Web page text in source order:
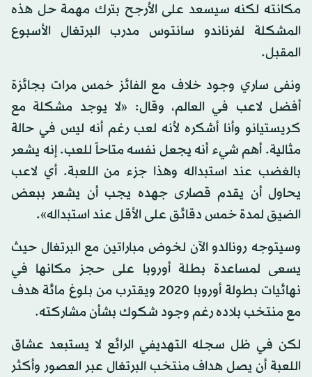
مكانته لكنه سيسعد على الأرجح بترك مهمة حل هذه
المشكلة لفرناندو سانتوس مدرب البرتغال الأسبوع
المقبل.
ونفى ساري وجود خلاف مع الفائز خمس مرات بجائزة
أفضل لاعب في العالم، وقال: «لا يوجد مشكلة مع
كريستيانو وأنا أشكره لأنه لعب رغم أنه ليس في حالة
مثالية. أهم شيء أنه يجعل نفسه متاحاً للعب. إنه يشعر
بالغضب عند استبداله وهذا جزء من اللعبة. أي لاعب
يحاول أن يقدم قصارى جهده يجب أن يشعر ببعض
الضيق لمدة خمس دقائق على الأقل عند استبداله».
وسيتوجه رونالدو الآن لخوض مباراتين مع البرتغال حيث
يسعى لمساعدة بطلة أوروبا على حجز مكانها في
نهائيات بطولة أوروبا 2020 ويقترب من بلوغ مائة هدف
مع منتخب بلاده رغم وجود شكوك بشأن مشاركته.
لكن في ظل سجله التهديفي الرائع لا يستبعد عشاق
اللعبة أن يصل هداف منتخب البرتغال عبر العصور وأكثر